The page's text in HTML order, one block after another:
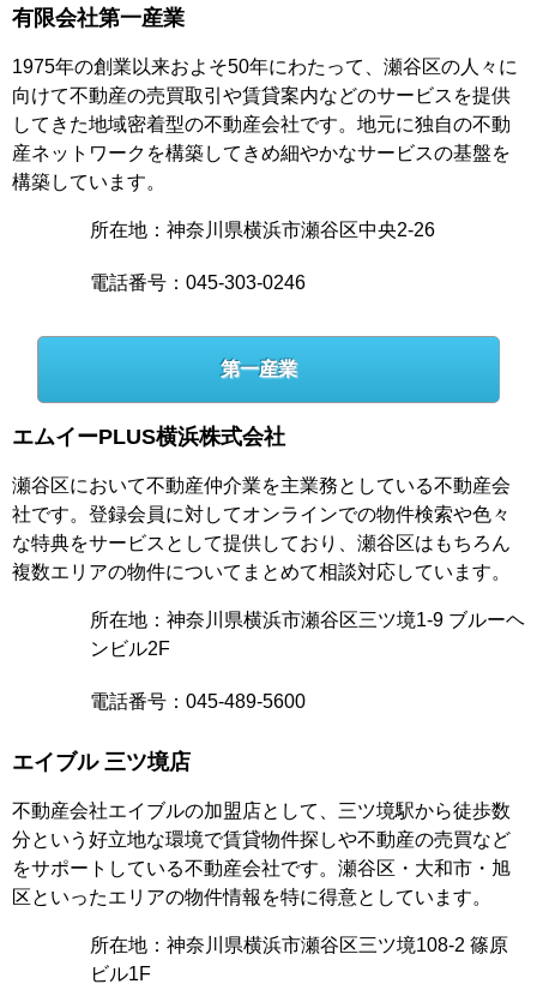
有限会社第一産業
1975年の創業以来およそ50年にわたって、瀬谷区の人々に
向けて不動産の売買取引や賃貸案内などのサービスを提供
してきた地域密着型の不動産会社です。地元に独自の不動
産ネットワークを構築してきめ細やかなサービスの基盤を
構築しています。
所在地：神奈川県横浜市瀬谷区中央2-26
電話番号：045-303-0246
第一産業
エムイーPLUS横浜株式会社
瀬谷区において不動産仲介業を主業務としている不動産会
社です。登録会員に対してオンラインでの物件検索や色々
な特典をサービスとして提供しており、瀬谷区はもちろん
複数エリアの物件についてまとめて相談対応しています。
所在地：神奈川県横浜市瀬谷区三ツ境1-9 ブルーヘ
ンビル2F
電話番号：045-489-5600
エイブル 三ツ境店
不動産会社エイブルの加盟店として、三ツ境駅から徒歩数
分という好立地な環境で賃貸物件探しや不動産の売買など
をサポートしている不動産会社です。瀬谷区・大和市・旭
区といったエリアの物件情報を特に得意としています。
所在地：神奈川県横浜市瀬谷区三ツ境108-2 篠原
ビル1F